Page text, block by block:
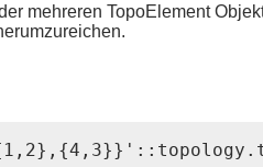
mehreren TopoElement